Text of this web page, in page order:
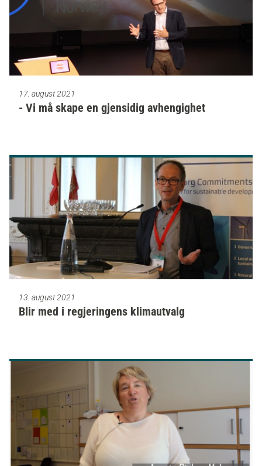
17. august 2021
- Vi må skape en gjensidig avhengighet
13. august 2021
Blir med i regjeringens klimautvalg